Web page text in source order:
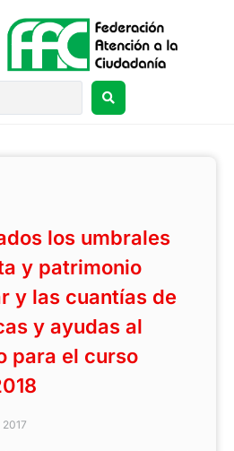
los umbrales
y patrimonio
y las cuantías de
y ayudas al
para el curso